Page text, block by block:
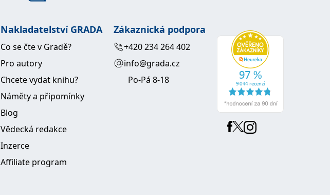
Nakladatelství GRADA
Co se čte v Gradě?
Pro autory
Chcete vydat knihu?
Náměty a připomínky
Blog
Vědecká redakce
Inzerce
Affiliate program
Zákaznická podpora
+420 234 264 402
info@grada.cz
Po-Pá 8-18